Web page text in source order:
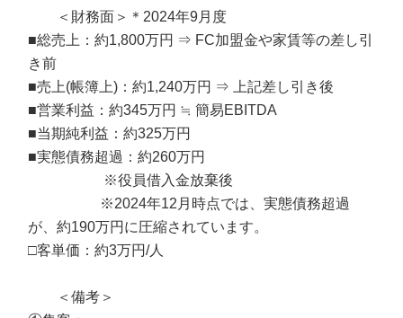
＜財務面＞＊2024年9月度
■総売上：約1,800万円 ⇒ FC加盟金や家賃等の差し引
き前
■売上(帳簿上)：約1,240万円 ⇒ 上記差し引き後
■営業利益：約345万円 ≒ 簡易EBITDA
■当期純利益：約325万円
■実態債務超過：約260万円
※役員借入金放棄後
※2024年12月時点では、実態債務超過
が、約190万円に圧縮されています。
□客単価：約3万円/人
＜備考＞